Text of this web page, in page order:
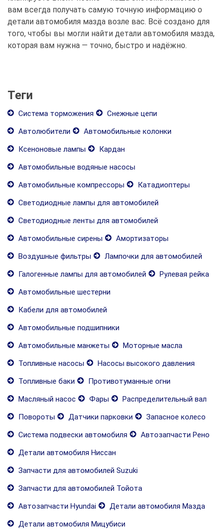
вам всегда получать самую точную информацию о
детали автомобиля мазда возле вас. Всё создано для
того, чтобы вы могли найти детали автомобиля мазда,
которая вам нужна — точно, быстро и надёжно.
Теги
Система торможения
Снежные цепи
Автолюбители
Автомобильные колонки
Ксеноновые лампы
Кардан
Автомобильные водяные насосы
Автомобильные компрессоры
Катадиоптеры
Светодиодные лампы для автомобилей
Светодиодные ленты для автомобилей
Автомобильные сирены
Амортизаторы
Воздушные фильтры
Лампочки для автомобилей
Галогенные лампы для автомобилей
Рулевая рейка
Автомобильные шестерни
Кабели для автомобилей
Автомобильные подшипники
Автомобильные манжеты
Моторные масла
Топливные насосы
Насосы высокого давления
Топливные баки
Противотуманные огни
Масляный насос
Фары
Распределительный вал
Повороты
Датчики парковки
Запасное колесо
Система подвески автомобиля
Автозапчасти Рено
Детали автомобиля Ниссан
Запчасти для автомобилей Suzuki
Запчасти для автомобилей Тойота
Автозапчасти Hyundai
Детали автомобиля Мазда
Детали автомобиля Мицубиси